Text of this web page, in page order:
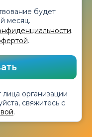
будет
месяц.
.
.
организации
свяжитесь с
.